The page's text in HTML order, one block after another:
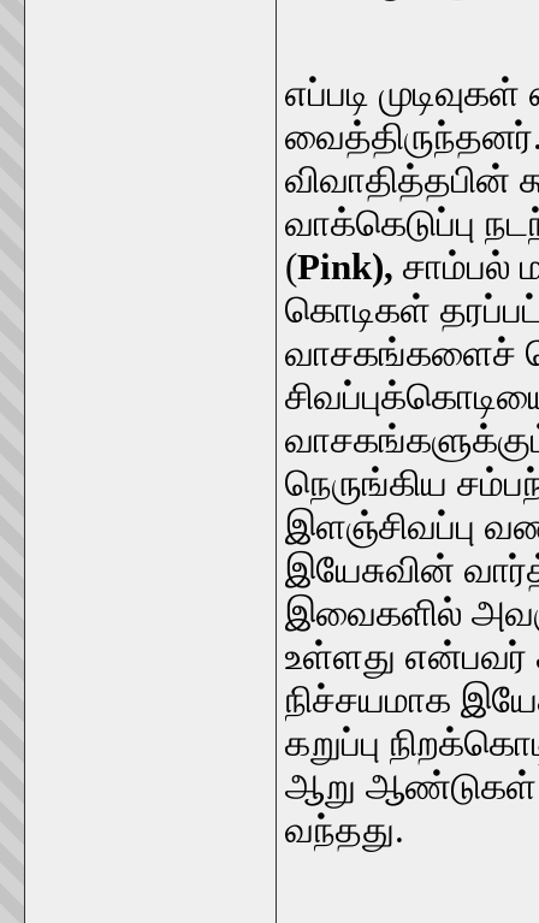
எப்படி
விவாதித்தபின்
வாக்கெடுப்பு
(Pink), சாம்பல்
கொடிகள்
வாசகங்களைச்
நெருங்கிய
இளஞ்சிவப்பு
இயேசுவின்
இவைகளில்
உள்ளது என்பவர்
நிச்சயமாக
கறுப்பு
ஆறு ஆண்டுகள்
வந்தது.